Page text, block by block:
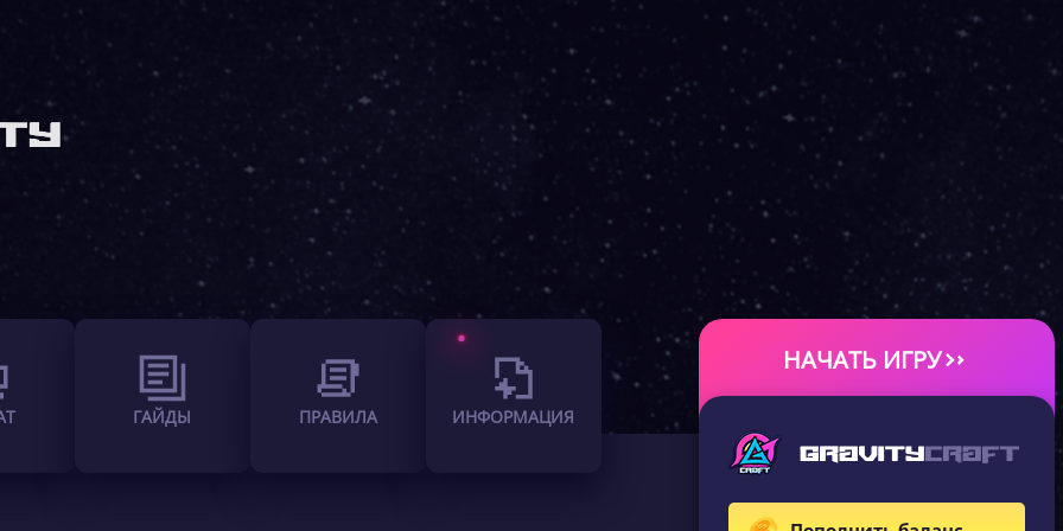
ГАЙДЫ ПРАВИЛА ИНФОРМАЦИЯ
НАЧАТЬ ИГРУ